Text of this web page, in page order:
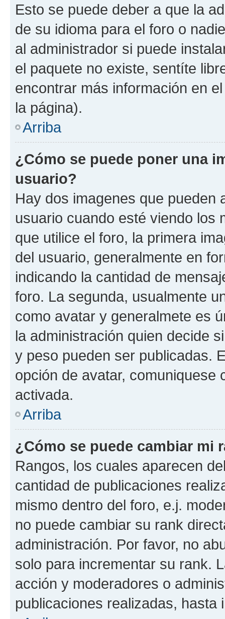
Esto se puede deber a que la
de su idioma para el foro o
al administrador si puede
el paquete no existe, sentíte
encontrar más información en
la página).
Arriba
¿Cómo se puede poner una
usuario?
Hay dos imagenes que pueden
usuario cuando esté viendo los
que utilice el foro, la primera
del usuario, generalmente en
indicando la cantidad de
foro. La segunda, usualmente
como avatar y generalmete es
la administración quien decide
y peso pueden ser publicadas.
opción de avatar, comuniquese
activada.
Arriba
¿Cómo se puede cambiar mi
Rangos, los cuales aparecen
cantidad de publicaciones
mismo dentro del foro, e.j.
no puede cambiar su rank
administración. Por favor, no
solo para incrementar su rank.
acción y moderadores o
publicaciones realizadas, hasta